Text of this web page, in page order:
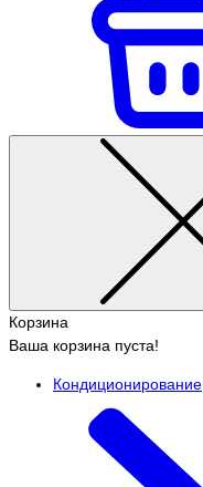
Корзина
Ваша корзина пуста!
Кондиционирование